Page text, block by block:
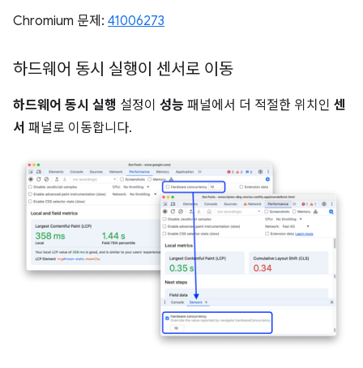
Chromium 문제: 41006273
하드웨어 동시 실행이 센서로 이동
하드웨어 동시 실행 설정이 성능 패널에서 더 적절한 위치인 센
서 패널로 이동합니다.